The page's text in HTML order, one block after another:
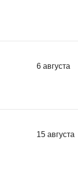
6 августа
15 августа